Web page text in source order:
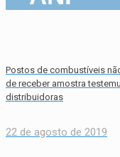
Postos de combustíveis
de receber amostra
distribuidoras
22 de agosto de 2019